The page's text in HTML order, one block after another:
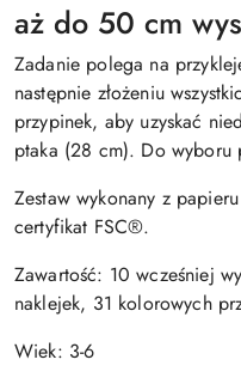
aż do 50 cm
Zadanie polega na
następnie złożeniu
przypinek, aby uzyskać
ptaka (28 cm). Do
Zestaw wykonany z
certyfikat FSC®.
Zawartość: 10 wcześniej
naklejek, 31 kolorowych
Wiek: 3-6